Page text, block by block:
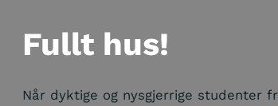
Fullt hus!
Når dyktige og nysgjerrige studenter